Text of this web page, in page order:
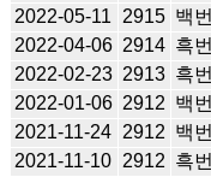
2022-05-11
2915 백번
2022-04-06 2914 흑번
2022-02-23 2913 흑번
2022-01-06 2912 백번
2021-11-24 2912 백번
2021-11-10 2912 흑번